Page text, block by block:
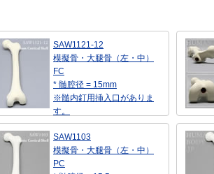
SAW1121-12
模擬骨・大腿骨（左・中）
FC
* 髄腔径 = 15mm
※髄内釘用挿入口がありま
す。
SAW1103
模擬骨・大腿骨（左・中）
PC